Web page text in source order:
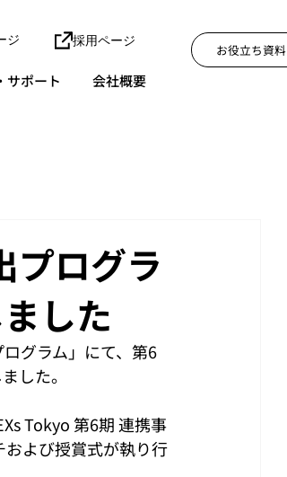
サポート 会社概要
ジ 採用ページ
お役立ち資料
プログラ
した
グラム」にて、第6
した。
Tokyo 第6期 連携事
よび授賞式が執り行